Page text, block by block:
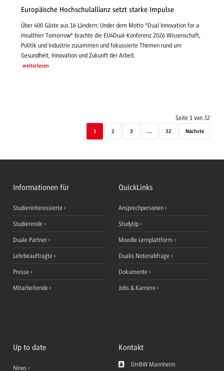
Europäische Hochschulallianz setzt starke Impulse
Über 400 Gäste aus 16 Ländern: Under dem Motto "Dual Innovation for a
Healthier Tomorrow" brachte die EU4Dual-Konferenz 2026 Wissenschaft,
Politik und Industrie zusammen und fokussierte Themen rund um
Gesundheit, Innovation und Zukunft der Arbeit.
weiterlesen
Seite 1 von 32
1 2 3 .... 32 Nächste
Informationen für
Studieninteressierte
Studierende
Duale Partner
Lehrbeauftragte
Presse
Mitarbeitende
QuickLinks
Ansprechpersonen
StudyUp
Moodle Lernplattform
Dualis Notenabfrage
Dokumente
Jobs & Karriere
Up to date
News
Kontakt
DHBW Mannheim